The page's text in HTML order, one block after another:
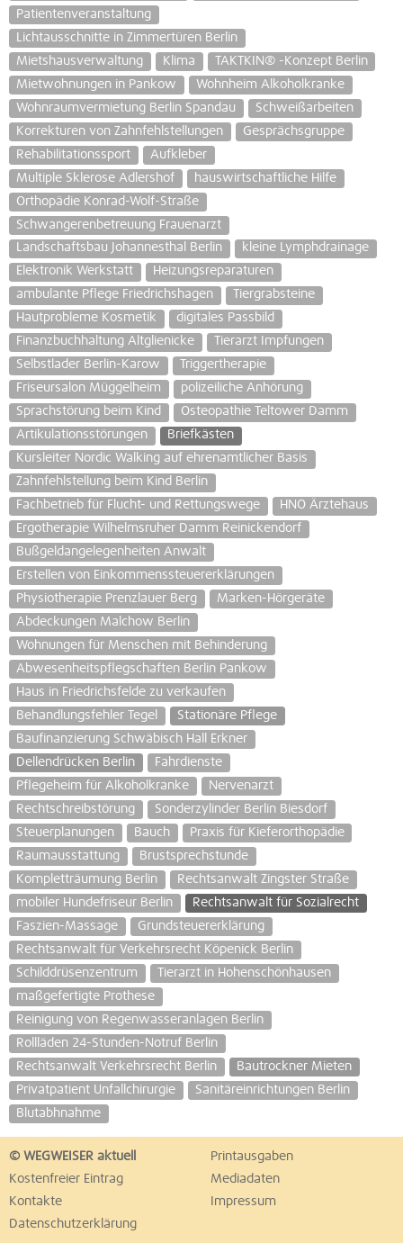
Patientenveranstaltung
Lichtausschnitte in Zimmertüren Berlin
Mietshausverwaltung
Klima
TAKTKIN® -Konzept Berlin
Mietwohnungen in Pankow
Wohnheim Alkoholkranke
Wohnraumvermietung Berlin Spandau
Schweißarbeiten
Korrekturen von Zahnfehlstellungen
Gesprächsgruppe
Rehabilitationssport
Aufkleber
Multiple Sklerose Adlershof
hauswirtschaftliche Hilfe
Orthopädie Konrad-Wolf-Straße
Schwangerenbetreuung Frauenarzt
Landschaftsbau Johannesthal Berlin
kleine Lymphdrainage
Elektronik Werkstatt
Heizungsreparaturen
ambulante Pflege Friedrichshagen
Tiergrabsteine
Hautprobleme Kosmetik
digitales Passbild
Finanzbuchhaltung Altglienicke
Tierarzt Impfungen
Selbstlader Berlin-Karow
Triggertherapie
Friseursalon Müggelheim
polizeiliche Anhörung
Sprachstörung beim Kind
Osteopathie Teltower Damm
Artikulationsstörungen
Briefkästen
Kursleiter Nordic Walking auf ehrenamtlicher Basis
Zahnfehlstellung beim Kind Berlin
Fachbetrieb für Flucht- und Rettungswege
HNO Ärztehaus
Ergotherapie Wilhelmsruher Damm Reinickendorf
Bußgeldangelegenheiten Anwalt
Erstellen von Einkommenssteuererklärungen
Physiotherapie Prenzlauer Berg
Marken-Hörgeräte
Abdeckungen Malchow Berlin
Wohnungen für Menschen mit Behinderung
Abwesenheitspflegschaften Berlin Pankow
Haus in Friedrichsfelde zu verkaufen
Behandlungsfehler Tegel
Stationäre Pflege
Baufinanzierung Schwäbisch Hall Erkner
Dellendrücken Berlin
Fahrdienste
Pflegeheim für Alkoholkranke
Nervenarzt
Rechtschreibstörung
Sonderzylinder Berlin Biesdorf
Steuerplanungen
Bauch
Praxis für Kieferorthopädie
Raumausstattung
Brustsprechstunde
Kompletträumung Berlin
Rechtsanwalt Zingster Straße
mobiler Hundefriseur Berlin
Rechtsanwalt für Sozialrecht
Faszien-Massage
Grundsteuererklärung
Rechtsanwalt für Verkehrsrecht Köpenick Berlin
Schilddrüsenzentrum
Tierarzt in Hohenschönhausen
maßgefertigte Prothese
Reinigung von Regenwasseranlagen Berlin
Rollläden 24-Stunden-Notruf Berlin
Rechtsanwalt Verkehrsrecht Berlin
Bautrockner Mieten
Privatpatient Unfallchirurgie
Sanitäreinrichtungen Berlin
Blutabhnahme
© WEGWEISER aktuell
Printausgaben
Kostenfreier Eintrag
Mediadaten
Kontakte
Impressum
Datenschutzerklärung